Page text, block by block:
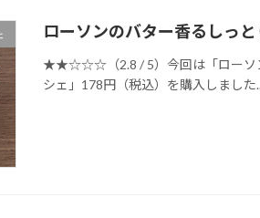
ローソンのバター香るしっ
★★☆☆☆（2.8 / 5）今回は「ローソ
シェ」178円（税込）を購入しました